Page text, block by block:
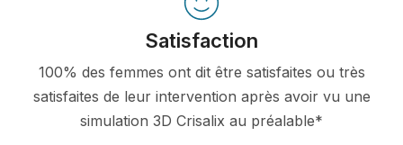
Satisfaction
100% des femmes ont dit être satisfaites ou très
satisfaites de leur intervention après avoir vu une
simulation 3D Crisalix au préalable*